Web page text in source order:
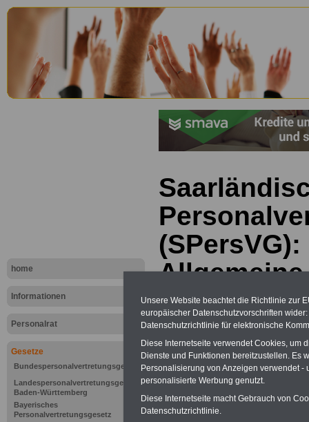
home
Informationen
Personalrat
Gesetze
Bundespersonalvertretungsgesetz
Landespersonalvertretungsgesetz
Baden-Württemberg
Bayerisches
Personalvertretungsgesetz
(SPersVG):
Unsere Website beachtet die Richtlinie zur
europäischer Datenschutzvorschriften
Datenschutzrichtlinie für elektronische
Diese Internetseite verwendet Cookies, um
Dienste und Funktionen bereitzustellen. Es
Personalisierung von Anzeigen verwendet
personalisierte Werbung genutzt.
Diese Internetseite macht Gebrauch von
Datenschutzrichtlinie.